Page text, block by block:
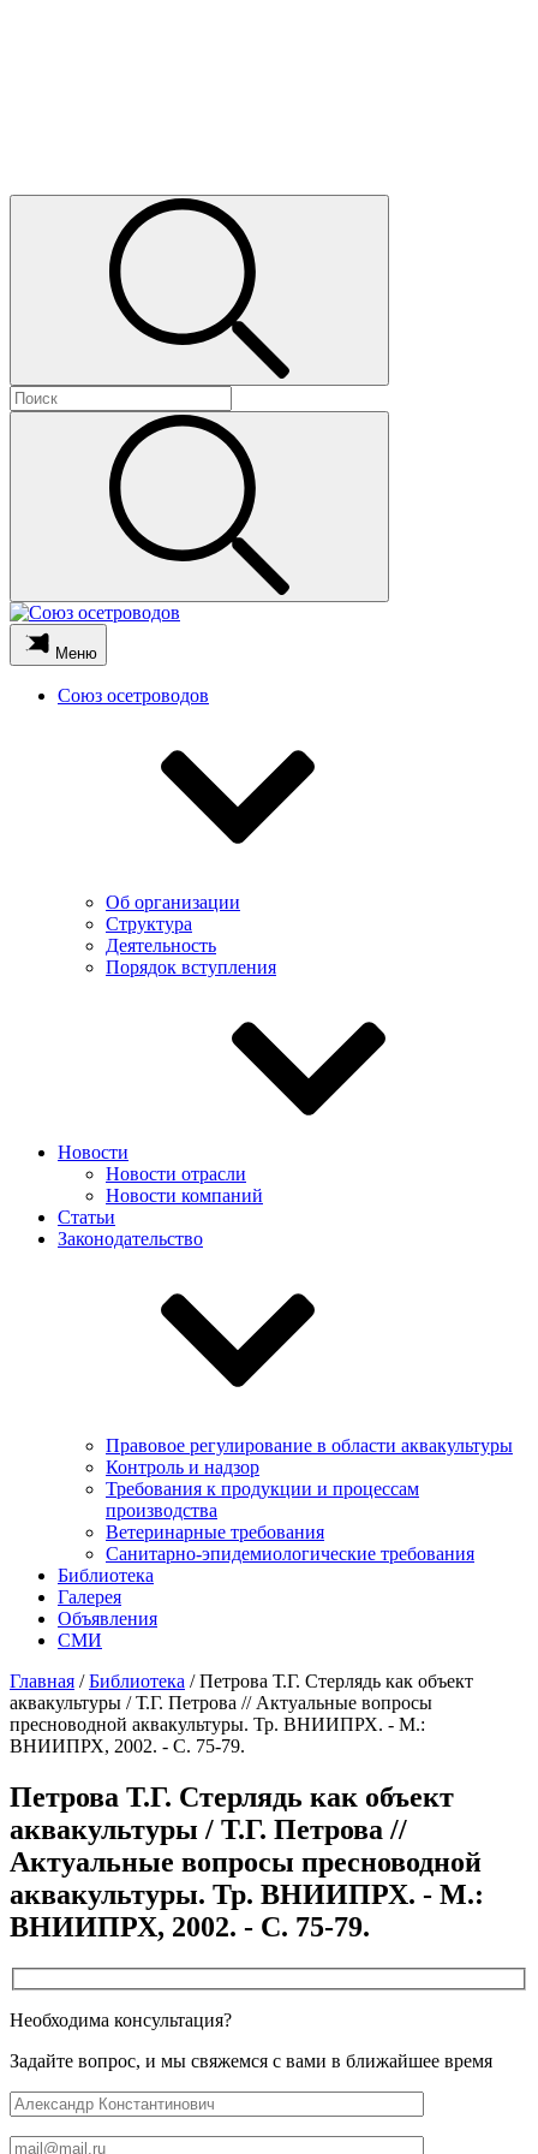
Меню
Союз осетроводов
Об организации
Структура
Деятельность
Порядок вступления
Новости
Новости отрасли
Новости компаний
Статьи
Законодательство
Правовое регулирование в области аквакультуры
Контроль и надзор
Требования к продукции и процессам
производства
Ветеринарные требования
Санитарно-эпидемиологические требования
Библиотека
Галерея
Объявления
СМИ
Главная /Библиотека /Петрова Т.Г. Стерлядь как объект
аквакультуры / Т.Г. Петрова // Актуальные вопросы
пресноводной аквакультуры. Тр. ВНИИПРХ. - М.:
ВНИИПРХ, 2002. - С. 75-79.
Петрова Т.Г. Стерлядь как объект
аквакультуры / Т.Г. Петрова //
Актуальные вопросы пресноводной
аквакультуры. Тр. ВНИИПРХ. - М.:
ВНИИПРХ, 2002. - С. 75-79.
Необходима консультация?
Задайте вопрос, и мы свяжемся с вами в ближайшее время